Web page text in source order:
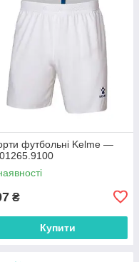
футбольні Kelme —
₴
Купити